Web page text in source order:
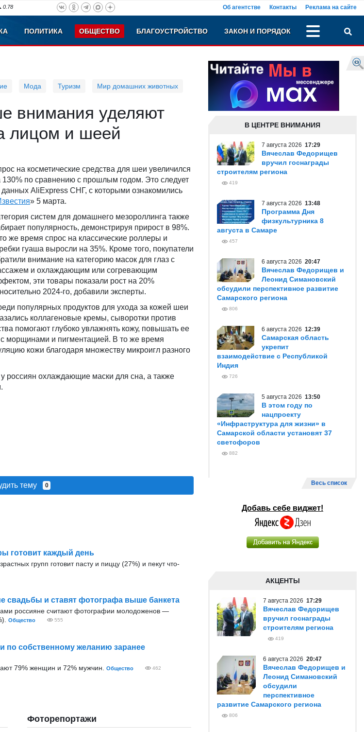
0.78 Об агентстве Контакты Реклама на сайте
ПОЛИТИКА ОБЩЕСТВО БЛАГОУСТРОЙСТВО ЗАКОН И ПОРЯДОК
Мода Туризм Мир домашних животных
внимания уделяют
лицом и шеей
на косметические средства для шеи увеличился
130% по сравнению с прошлым годом. Это следует
данных AliExpress СНГ, с которыми ознакомились
» 5 марта.
систем для домашнего мезороллинга также
популярность, демонстрируя прирост в 98%.
же время спрос на классические роллеры и
гуаша выросли на 35%. Кроме того, покупатели
внимание на категорию масок для глаз с
и охлаждающим или согревающим
эти товары показали рост на 20%
2024-го, добавили эксперты.
популярных продуктов для ухода за кожей шеи
коллагеновые кремы, сыворотки против
помогают глубоко увлажнять кожу, повышать ее
с морщинами и пигментацией. В то же время
кожи благодаря множеству микроигл разного
россиян охлаждающие маски для сна, а также
тему 0
готовит каждый день
групп готовит пасту и пиццу (27%) и пекут что-
свадьбы и ставят фотографа выше банкета
россияне считают фотографии молодоженов —
Общество 555
по собственному желанию заранее
79% женщин и 72% мужчин. Общество 462
Фоторепортажи
В ЦЕНТРЕ ВНИМАНИЯ
7 августа 2026 17:29
Вячеслав Федорищев
вручил госнаграды
строителям региона
419
7 августа 2026 13:48
Программа Дня
физкультурника 8
августа в Самаре
457
6 августа 2026 20:47
Вячеслав Федорищев и
Леонид Симановский
обсудили перспективное развитие
Самарского региона
806
6 августа 2026 12:39
Самарская область
укрепит
взаимодействие с Республикой
Индия
726
5 августа 2026 13:50
В этом году по
нацпроекту
«Инфраструктура для жизни» в
Самарской области установят 37
светофоров
882
Весь список
Добавь себе виджет!
АКЦЕНТЫ
7 августа 2026 17:29
Вячеслав Федорищев
вручил госнаграды
строителям региона
419
6 августа 2026 20:47
Вячеслав Федорищев и
Леонид Симановский
обсудили
перспективное
развитие Самарского региона
806